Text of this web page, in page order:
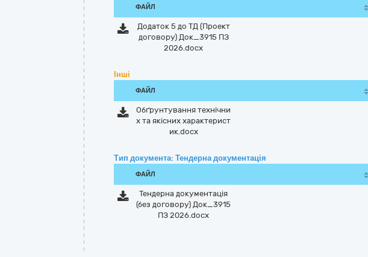
ФАЙЛ
Додаток 5 до ТД (Проект
договору) Док_3915 ПЗ
2026.docx
Інші
ФАЙЛ
Обґрунтування технічни
х та якісних характерист
ик.docx
Тип документа: Тендерна документація
ФАЙЛ
Тендерна документація
(без договору) Док_3915
ПЗ 2026.docx